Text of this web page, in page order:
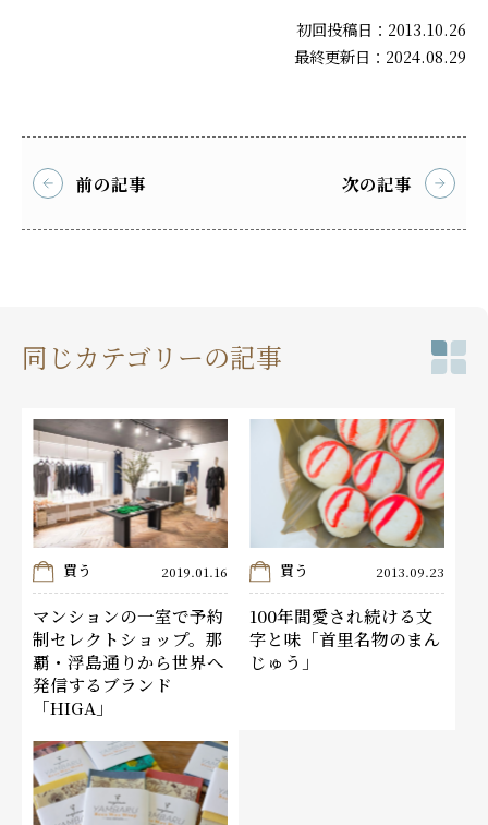
初回投稿日：2013.10.26
最終更新日：2024.08.29
前の記事 次の記事
同じカテゴリーの記事
買う 2019.01.16
マンションの一室で予約
制セレクトショップ。那
覇・浮島通りから世界へ
発信するブランド
「HIGA」
買う 2013.09.23
100年間愛され続ける文
字と味「首里名物のまん
じゅう」